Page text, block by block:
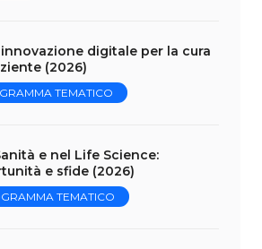
digitale per la cura
(2026)
TEMATICO
e nel Life Science:
e sfide (2026)
TEMATICO